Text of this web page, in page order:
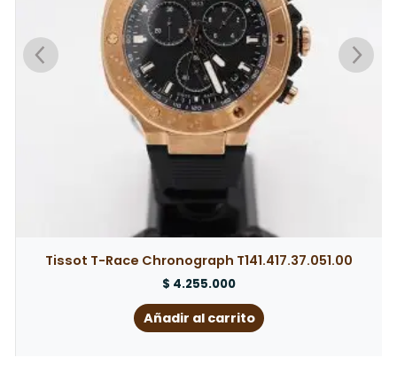
Tissot T-Race Chronograph T141.417.37.051.00
$ 4.255.000
Añadir al carrito